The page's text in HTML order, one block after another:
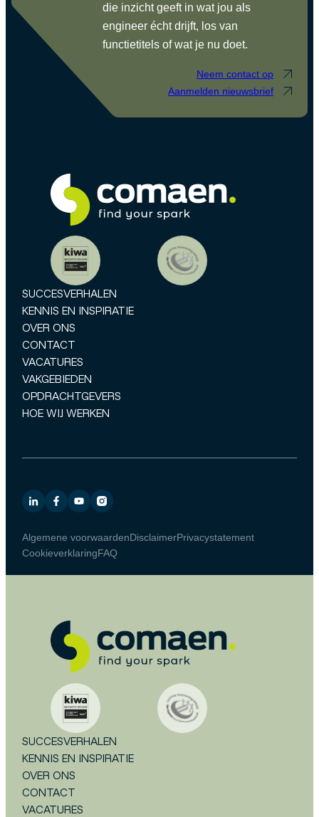
die inzicht geeft in wat jou als
engineer écht drijft, los van
functietitels of wat je nu doet.
Neem contact op
Aanmelden nieuwsbrief
SUCCESVERHALEN
KENNIS EN INSPIRATIE
OVER ONS
CONTACT
VACATURES
VAKGEBIEDEN
OPDRACHTGEVERS
HOE WIJ WERKEN
Algemene voorwaardenDisclaimerPrivacystatement
CookieverklaringFAQ
SUCCESVERHALEN
KENNIS EN INSPIRATIE
OVER ONS
CONTACT
VACATURES